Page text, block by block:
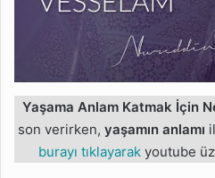
Yaşama Anlam Katmak İçin
son verirken, yaşamın anlamı
burayı tıklayarakyoutube